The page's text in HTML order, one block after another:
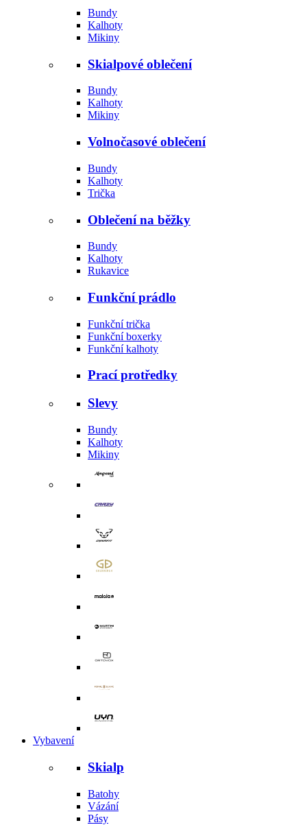
Bundy
Kalhoty
Mikiny
Skialpové oblečení
Bundy
Kalhoty
Mikiny
Volnočasové oblečení
Bundy
Kalhoty
Trička
Oblečení na běžky
Bundy
Kalhoty
Rukavice
Funkční prádlo
Funkční trička
Funkční boxerky
Funkční kalhoty
Prací protředky
Slevy
Bundy
Kalhoty
Mikiny
Vybavení
Skialp
Batohy
Vázání
Pásy